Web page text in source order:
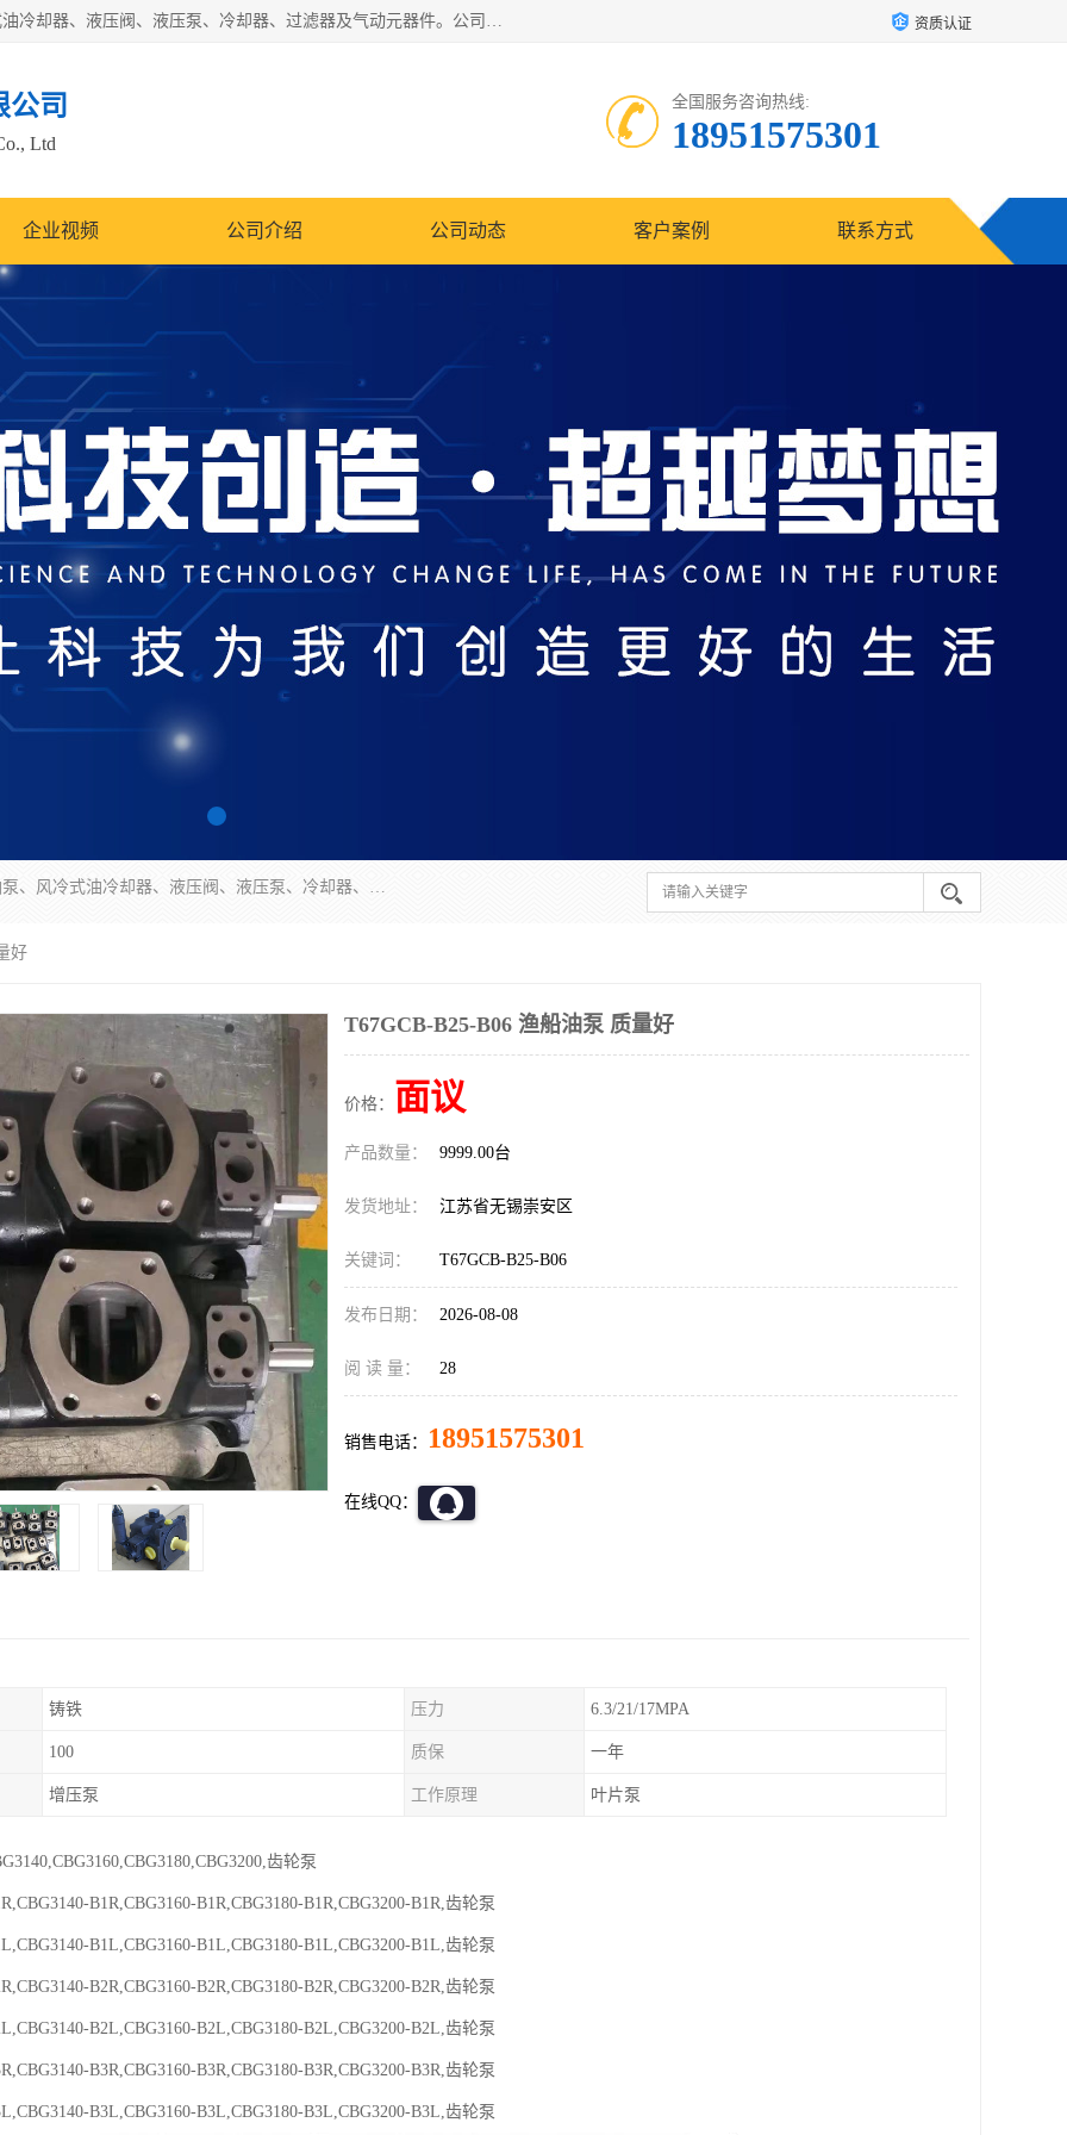
无锡凯乐福智能科技有限公司主营产品：打包机油泵、风冷式油冷却器、液压阀、液压泵、冷却器、过滤器及气动元器件。公司主导生产齿轮泵、齿轮马达、液压阀等产品。共计100多个系列、3000余种规格。覆盖了液压系统的动力元件、控制元件和执行元件，具备较强的成套供货、服务能力。 资质认证
公司
Ltd
全国服务咨询热线:
18951575301
企业视频 公司介绍 公司动态 客户案例 联系方式
无锡凯乐福智能科技有限公司主营产品：打包机油泵、风冷式油冷却器、液压阀、液压泵、冷却器、过滤器及气动元器件。公司主导生产齿轮泵、齿轮马达、液压阀等产品。共计100多个系列、3000余种规格。覆盖了液压系统的动力元件、控制元件和执行元件，具备较强的成套供货、服务能力。
好
T67GCB-B25-B06 渔船油泵 质量好
价格： 面议
产品数量： 9999.00台
发货地址： 江苏省无锡崇安区
关键词： T67GCB-B25-B06
发布日期： 2026-08-08
阅 读 量： 28
销售电话： 18951575301
在线QQ：
铸铁 压力 6.3/21/17MPA
100 质保 一年
增压泵 工作原理 叶片泵
齿轮泵
B1R,CBG3160-B1R,CBG3180-B1R,CBG3200-B1R,齿轮泵
B1L,CBG3160-B1L,CBG3180-B1L,CBG3200-B1L,齿轮泵
B2R,CBG3160-B2R,CBG3180-B2R,CBG3200-B2R,齿轮泵
B2L,CBG3160-B2L,CBG3180-B2L,CBG3200-B2L,齿轮泵
B3R,CBG3160-B3R,CBG3180-B3R,CBG3200-B3R,齿轮泵
B3L,CBG3160-B3L,CBG3180-B3L,CBG3200-B3L,齿轮泵